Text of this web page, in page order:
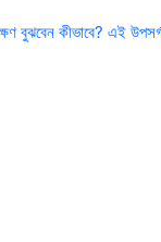
বুঝবেন কীভাবে? এই